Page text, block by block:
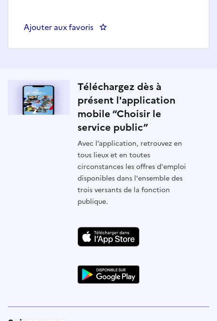
Ajouter aux favoris : DGSCGC – CAB– Technicien
Téléchargez dès à
présent l'application
mobile “Choisir le
service public”
Avec l’application, retrouvez en
tous lieux et en toutes
circonstances les offres d'emploi
disponibles dans l'ensemble des
trois versants de la fonction
publique.